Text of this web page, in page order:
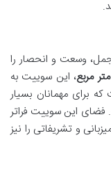
وسعت و انحصار را
، این سوییت به
برای مهمانان بسیار
این سوییت فراتر
و تشریفاتی را نیز